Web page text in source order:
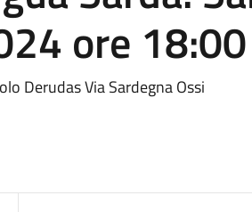
ore 18:00
Derudas Via Sardegna Ossi